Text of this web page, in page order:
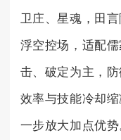
卫庄、星魂，田
浮空控场，适配
击、破定为主，
效率与技能冷却
一步放大加点优